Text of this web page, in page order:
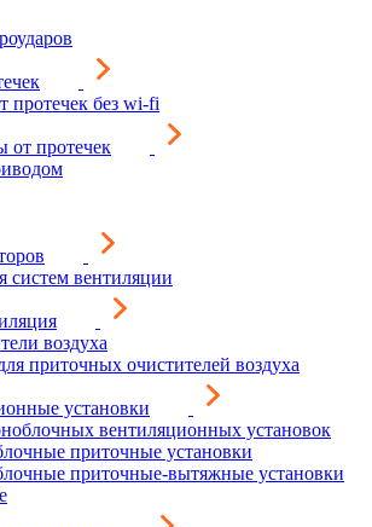
протечек без wi-fi
от протечек
систем вентиляции
воздуха
приточных очистителей воздуха
установки
вентиляционных установок
приточные установки
приточные-вытяжные установки